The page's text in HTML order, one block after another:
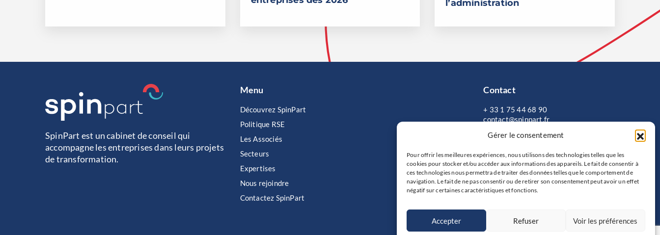
Gérer le consentement
Pour offrir les meilleures expériences, nous utilisons des technologies telles que les
cookies pour stocker et/ou accéder aux informations des appareils. Le fait de consentir à
ces technologies nous permettra de traiter des données telles que le comportement de
navigation. Le fait de ne pas consentir ou de retirer son consentement peut avoir un effet
négatif sur certaines caractéristiques et fonctions.
Accepter Refuser Voir les préférences
l’administration
SpinPart est un cabinet de conseil qui
accompagne les entreprises dans leurs projets
de transformation.
Menu
Découvrez SpinPart
Politique RSE
Les Associés
Secteurs
Expertises
Nous rejoindre
Contactez SpinPart
Contact
+ 33 1 75 44 68 90
contact@spinpart.fr
75008 Paris